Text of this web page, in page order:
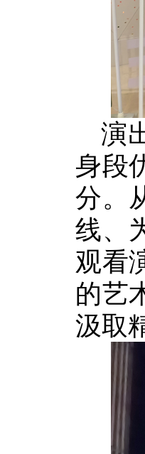
演
身段
分。
线、
观看
的艺
汲取